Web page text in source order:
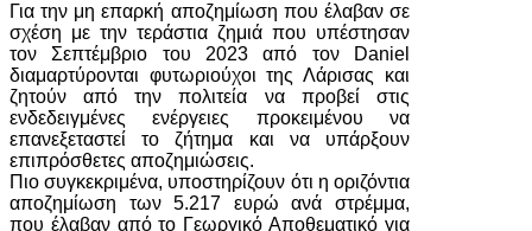
Για την μη επαρκή αποζημίωση που έλαβαν σε
σχέση με την τεράστια ζημιά που υπέστησαν
τον Σεπτέμβριο του 2023 από τον Daniel
διαμαρτύρονται φυτωριούχοι της Λάρισας και
ζητούν από την πολιτεία να προβεί στις
ενδεδειγμένες ενέργειες προκειμένου να
επανεξεταστεί το ζήτημα και να υπάρξουν
επιπρόσθετες αποζημιώσεις.
Πιο συγκεκριμένα, υποστηρίζουν ότι η οριζόντια
αποζημίωση των 5.217 ευρώ ανά στρέμμα,
που έλαβαν από το Γεωργικό Αποθεματικό για